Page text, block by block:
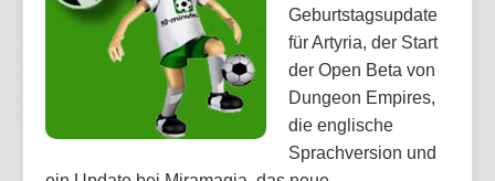
Geburtstagsupdate
für Artyria, der Start
der Open Beta von
Dungeon Empires,
die englische
Sprachversion und